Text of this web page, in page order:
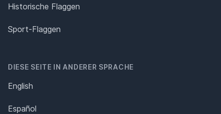
Historische Flaggen
Sport-Flaggen
DIESE SEITE IN ANDERER SPRACHE
English
Español